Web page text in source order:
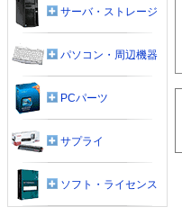
サーバ・ストレージ
パソコン・周辺機器
PCパーツ
サプライ
ソフト・ライセンス